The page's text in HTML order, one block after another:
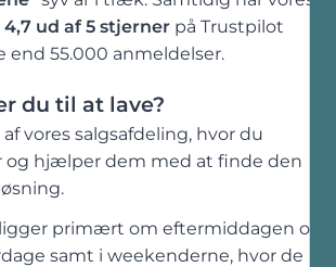
4,7 ud af 5 stjerner på Trustpilot
end 55.000 anmeldelser.
du til at lave?
vores salgsafdeling, hvor du
og hjælper dem med at finde den
primært om eftermiddagen og
samt i weekenderne, hvor de